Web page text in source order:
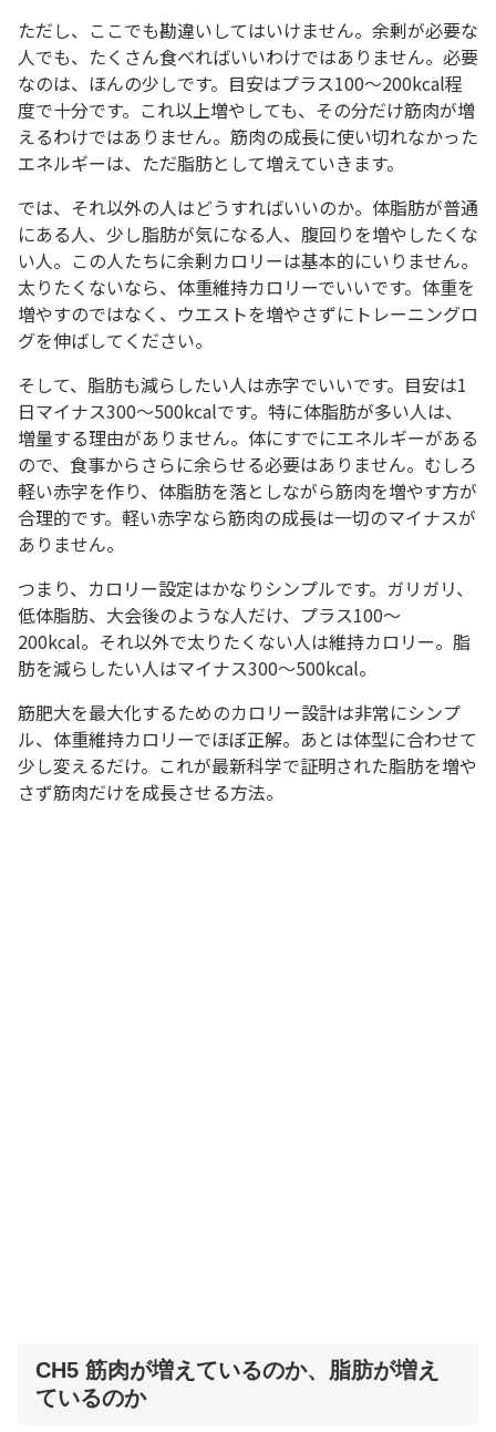
ただし、ここでも勘違いしてはいけません。余剰が必要な
人でも、たくさん食べればいいわけではありません。必要
なのは、ほんの少しです。目安はプラス100〜200kcal程
度で十分です。これ以上増やしても、その分だけ筋肉が増
えるわけではありません。筋肉の成長に使い切れなかった
エネルギーは、ただ脂肪として増えていきます。
では、それ以外の人はどうすればいいのか。体脂肪が普通
にある人、少し脂肪が気になる人、腹回りを増やしたくな
い人。この人たちに余剰カロリーは基本的にいりません。
太りたくないなら、体重維持カロリーでいいです。体重を
増やすのではなく、ウエストを増やさずにトレーニングロ
グを伸ばしてください。
そして、脂肪も減らしたい人は赤字でいいです。目安は1
日マイナス300〜500kcalです。特に体脂肪が多い人は、
増量する理由がありません。体にすでにエネルギーがある
ので、食事からさらに余らせる必要はありません。むしろ
軽い赤字を作り、体脂肪を落としながら筋肉を増やす方が
合理的です。軽い赤字なら筋肉の成長は一切のマイナスが
ありません。
つまり、カロリー設定はかなりシンプルです。ガリガリ、
低体脂肪、大会後のような人だけ、プラス100〜
200kcal。それ以外で太りたくない人は維持カロリー。脂
肪を減らしたい人はマイナス300〜500kcal。
筋肥大を最大化するためのカロリー設計は非常にシンプ
ル、体重維持カロリーでほぼ正解。あとは体型に合わせて
少し変えるだけ。これが最新科学で証明された脂肪を増や
さず筋肉だけを成長させる方法。
CH5 筋肉が増えているのか、脂肪が増え
ているのか